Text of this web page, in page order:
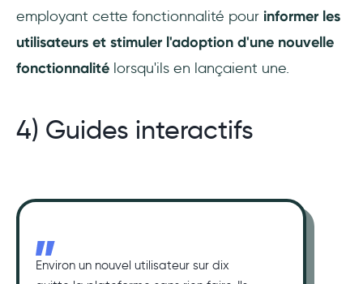
employant cette fonctionnalité pour informer les
utilisateurs et stimuler l'adoption d'une nouvelle
fonctionnalité lorsqu'ils en lançaient une.
4) Guides interactifs
Environ un nouvel utilisateur sur dix